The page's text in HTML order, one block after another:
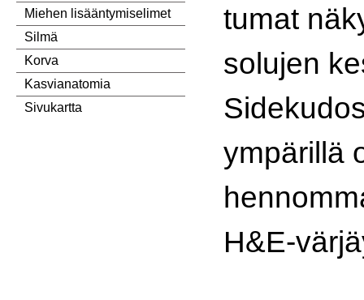
Miehen lisääntymiselimet
Silmä
Korva
Kasvianatomia
Sivukartta
tumat
solujen
ympärillä
H&E-